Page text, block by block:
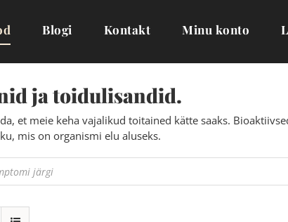
Blogi Kontakt Minu konto
ja toidulisandid.
et meie keha vajalikud toitained kätte saaks.
mis on organismi elu aluseks.